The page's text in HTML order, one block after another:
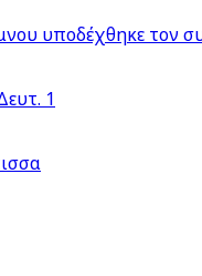
υποδέχθηκε τον
1